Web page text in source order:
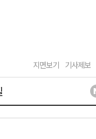
지면보기 기사제보